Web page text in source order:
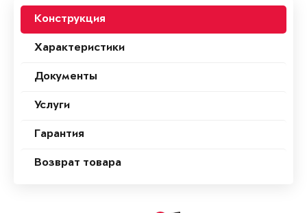
Конструкция
Характеристики
Документы
Услуги
Гарантия
Возврат товара